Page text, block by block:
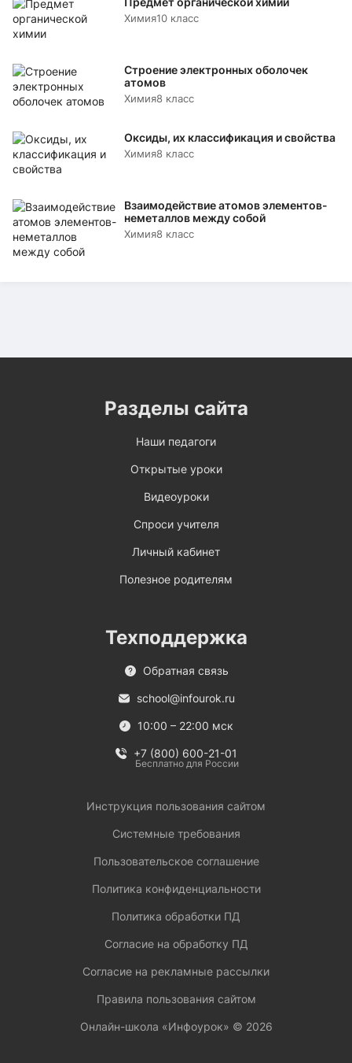
Химия10 класс
Строение электронных оболочек
атомов
Химия8 класс
Оксиды, их классификация и свойства
Химия8 класс
Взаимодействие атомов элементов-
неметаллов между собой
Химия8 класс
Разделы сайта
Наши педагоги
Открытые уроки
Видеоуроки
Спроси учителя
Личный кабинет
Полезное родителям
Техподдержка
Обратная связь
school@infourok.ru
10:00 – 22:00 мск
+7 (800) 600-21-01
Бесплатно для России
Инструкция пользования сайтом
Системные требования
Пользовательское соглашение
Политика конфиденциальности
Политика обработки ПД
Согласие на обработку ПД
Согласие на рекламные рассылки
Правила пользования сайтом
Онлайн-школа «Инфоурок» © 2026